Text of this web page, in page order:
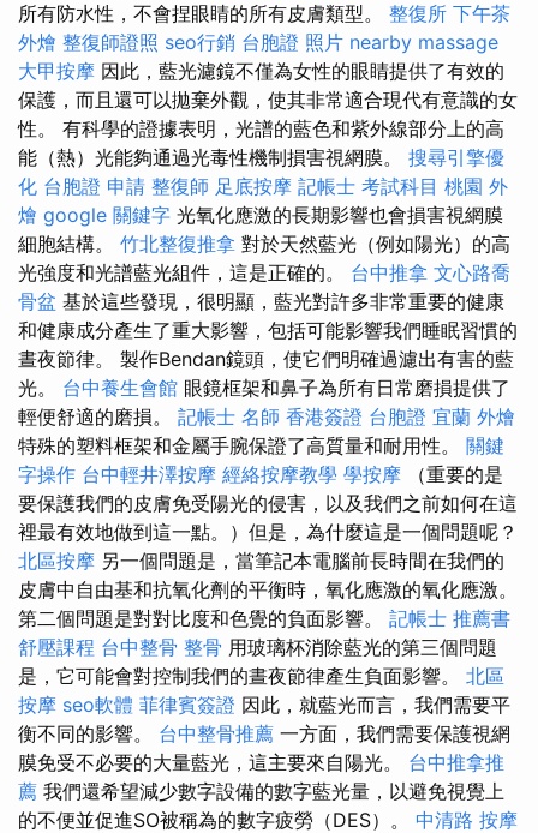
所有防水性，不會捏眼睛的所有皮膚類型。 整復所 下午茶
外燴 整復師證照 seo行銷 台胞證 照片 nearby massage
大甲按摩 因此，藍光濾鏡不僅為女性的眼睛提供了有效的
保護，而且還可以拋棄外觀，使其非常適合現代有意識的女
性。 有科學的證據表明，光譜的藍色和紫外線部分上的高
能（熱）光能夠通過光毒性機制損害視網膜。 搜尋引擎優
化 台胞證 申請 整復師 足底按摩 記帳士 考試科目 桃園 外
燴 google 關鍵字 光氧化應激的長期影響也會損害視網膜
細胞結構。 竹北整復推拿 對於天然藍光（例如陽光）的高
光強度和光譜藍光組件，這是正確的。 台中推拿 文心路喬
骨盆 基於這些發現，很明顯，藍光對許多非常重要的健康
和健康成分產生了重大影響，包括可能影響我們睡眠習慣的
晝夜節律。 製作Bendan鏡頭，使它們明確過濾出有害的藍
光。 台中養生會館 眼鏡框架和鼻子為所有日常磨損提供了
輕便舒適的磨損。 記帳士 名師 香港簽證 台胞證 宜蘭 外燴
特殊的塑料框架和金屬手腕保證了高質量和耐用性。 關鍵
字操作 台中輕井澤按摩 經絡按摩教學 學按摩 （重要的是
要保護我們的皮膚免受陽光的侵害，以及我們之前如何在這
裡最有效地做到這一點。）但是，為什麼這是一個問題呢？
北區按摩 另一個問題是，當筆記本電腦前長時間在我們的
皮膚中自由基和抗氧化劑的平衡時，氧化應激的氧化應激。
第二個問題是對對比度和色覺的負面影響。 記帳士 推薦書
舒壓課程 台中整骨 整骨 用玻璃杯消除藍光的第三個問題
是，它可能會對控制我們的晝夜節律產生負面影響。 北區
按摩 seo軟體 菲律賓簽證 因此，就藍光而言，我們需要平
衡不同的影響。 台中整骨推薦 一方面，我們需要保護視網
膜免受不必要的大量藍光，這主要來自陽光。 台中推拿推
薦 我們還希望減少數字設備的數字藍光量，以避免視覺上
的不便並促進SO被稱為的數字疲勞（DES）。 中清路 按摩